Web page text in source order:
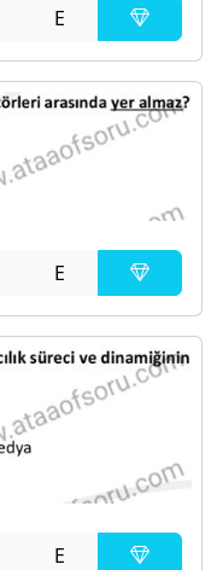
E
E
E